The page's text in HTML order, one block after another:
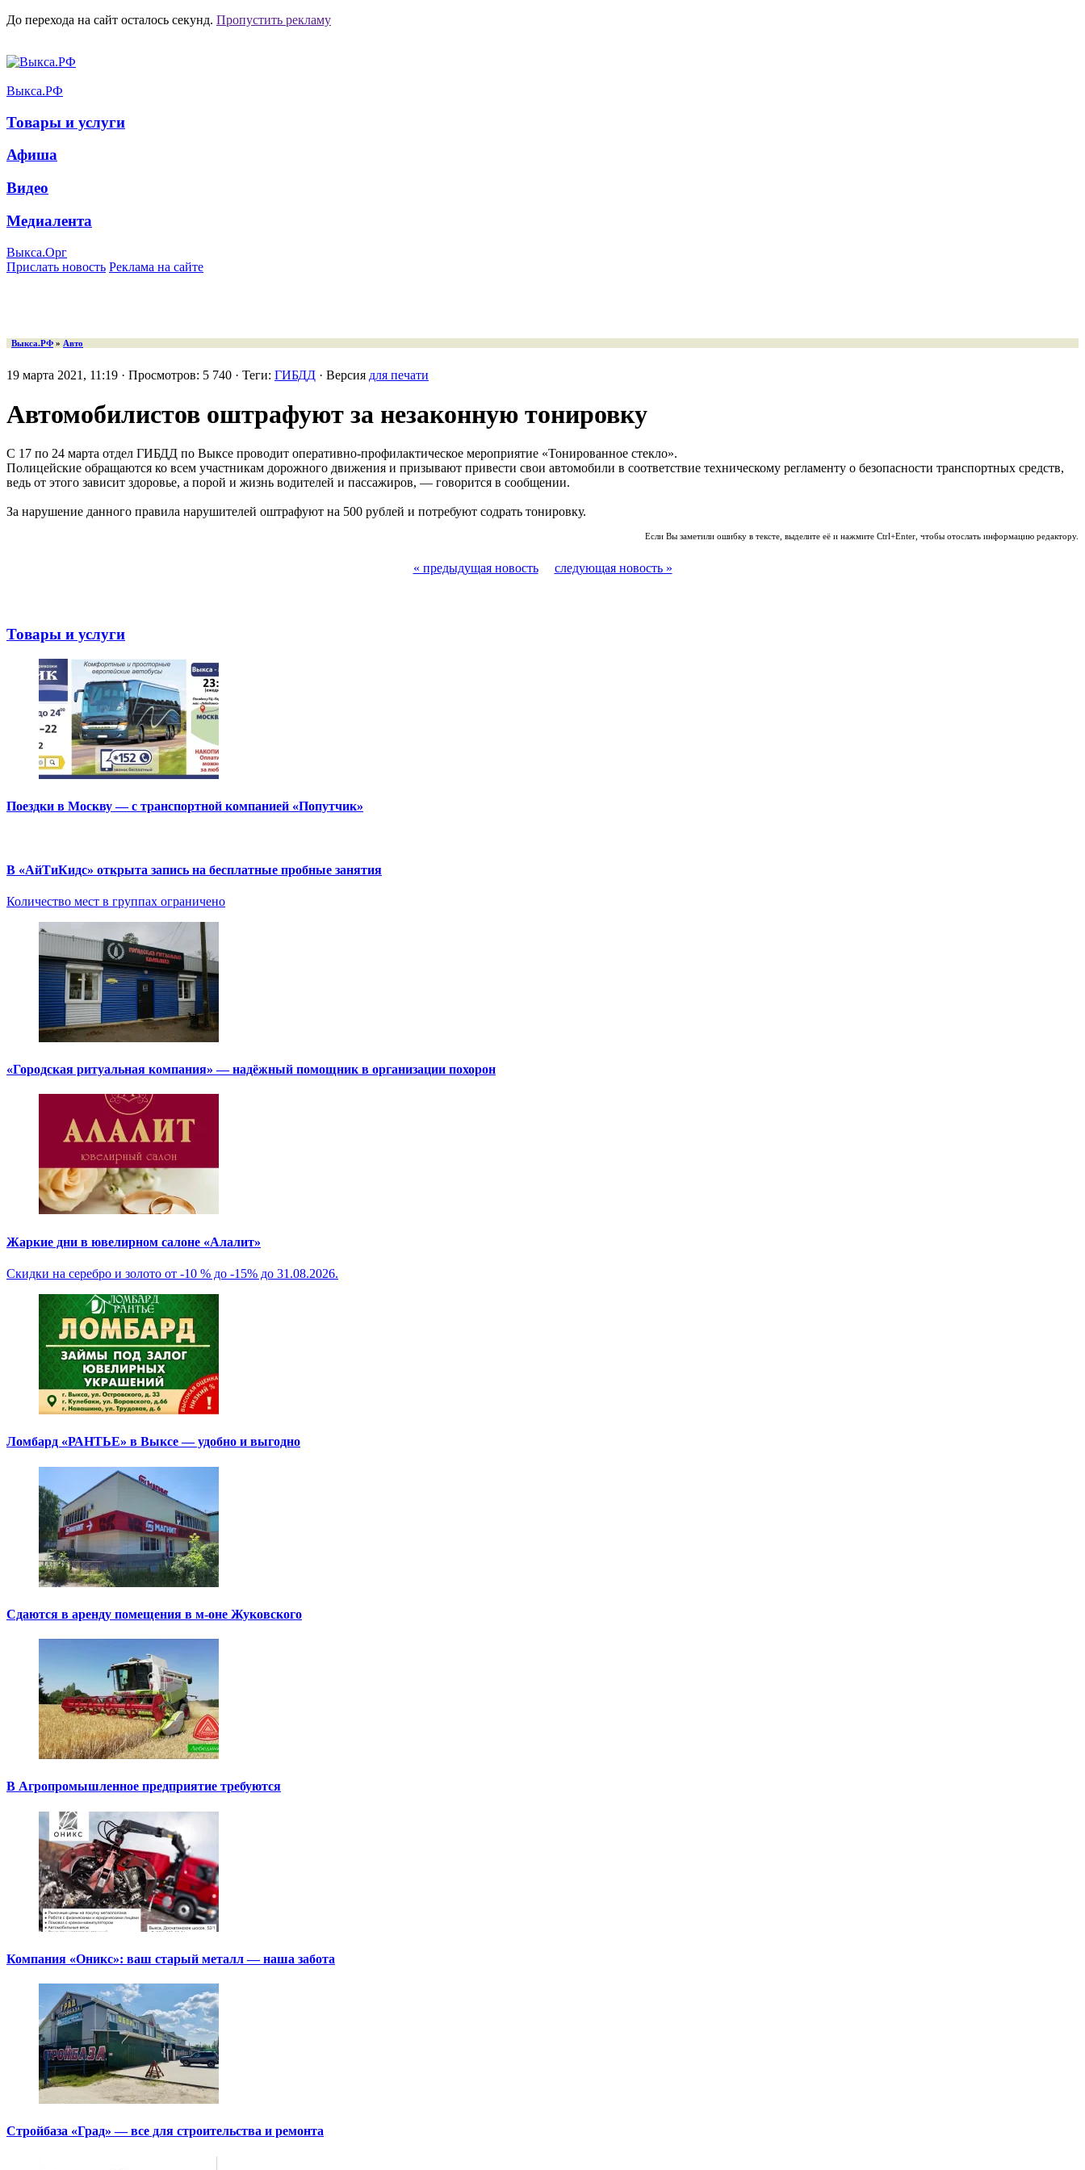
До перехода на сайт осталось секунд. Пропустить рекламу
Выкса.РФ
Товары и услуги
Афиша
Видео
Медиалента
Выкса.Орг
Прислать новость Реклама на сайте
Выкса.РФ » Авто
19 марта 2021, 11:19 · Просмотров: 5 740 · Теги: ГИБДД · Версия для печати
Автомобилистов оштрафуют за незаконную тонировку
С 17 по 24 марта отдел ГИБДД по Выксе проводит оперативно-профилактическое мероприятие «Тонированное стекло».
Полицейские обращаются ко всем участникам дорожного движения и призывают привести свои автомобили в соответствие техническому регламенту о безопасности транспортных средств,
ведь от этого зависит здоровье, а порой и жизнь водителей и пассажиров, — говорится в сообщении.
За нарушение данного правила нарушителей оштрафуют на 500 рублей и потребуют содрать тонировку.
Если Вы заметили ошибку в тексте, выделите её и нажмите Ctrl+Enter, чтобы отослать информацию редактору.
« предыдущая новость следующая новость »
Товары и услуги
Поездки в Москву — с транспортной компанией «Попутчик»
В «АйТиКидс» открыта запись на бесплатные пробные занятия
Количество мест в группах ограничено
«Городская ритуальная компания» — надёжный помощник в организации похорон
Жаркие дни в ювелирном салоне «Алалит»
Скидки на серебро и золото от -10 % до -15% до 31.08.2026.
Ломбард «РАНТЬЕ» в Выксе — удобно и выгодно
Сдаются в аренду помещения в м-оне Жуковского
В Агропромышленное предприятие требуются
Компания «Оникс»: ваш старый металл — наша забота
Стройбаза «Град» — все для строительства и ремонта